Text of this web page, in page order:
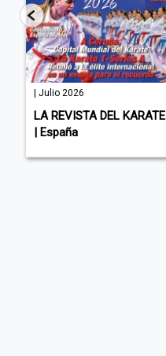
| Julio 2026
LA REVISTA DEL KARATE
| España